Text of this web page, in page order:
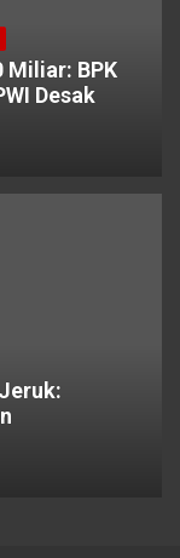
Miliar: BPK
Desak